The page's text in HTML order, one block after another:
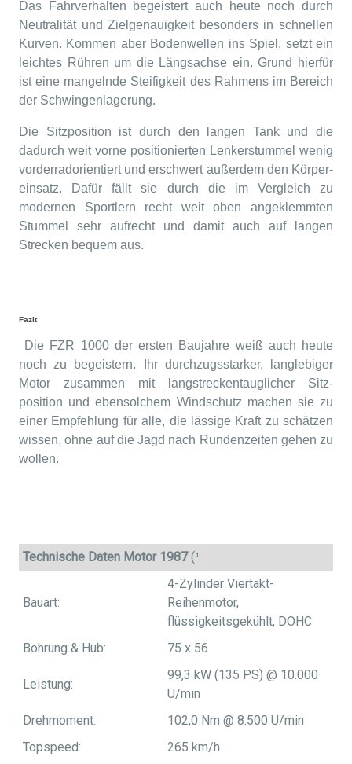
Das Fahrverhalten begeistert auch heute noch durch
Neutralität und Zielgenauigkeit besonders in schnellen
Kurven. Kommen aber Bodenwellen ins Spiel, setzt ein
leichtes Rühren um die Längsachse ein. Grund hierfür
ist eine mangelnde Steifigkeit des Rahmens im Bereich
der Schwingenlagerung.
Die Sitzposition ist durch den langen Tank und die
dadurch weit vorne positionierten Lenkerstummel wenig
vorderradorientiert und erschwert außerdem den Körper-
einsatz. Dafür fällt sie durch die im Vergleich zu
modernen Sportlern recht weit oben angeklemmten
Stummel sehr aufrecht und damit auch auf langen
Strecken bequem aus.
Fazit
Die FZR 1000 der ersten Baujahre weiß auch heute
noch zu begeistern. Ihr durchzugsstarker, langlebiger
Motor zusammen mit langstreckentauglicher Sitz-
position und ebensolchem Windschutz machen sie zu
einer Empfehlung für alle, die lässige Kraft zu schätzen
wissen, ohne auf die Jagd nach Rundenzeiten gehen zu
wollen.
Technische Daten Motor 1987(¹
Bauart:
4-Zylinder Viertakt-
Reihenmotor,
flüssigkeitsgekühlt, DOHC
Bohrung & Hub:
75 x 56
Leistung:
99,3 kW (135 PS) @ 10.000
U/min
Drehmoment:
102,0 Nm @ 8.500 U/min
Topspeed:
265 km/h